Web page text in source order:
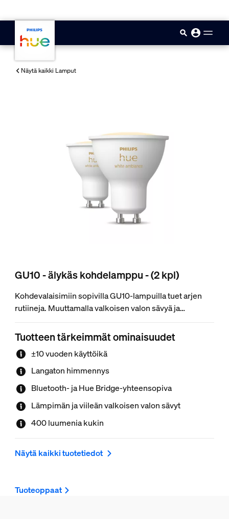
Näytä kaikki Lamput
GU10 - älykäs kohdelamppu - (2 kpl)
Kohdevalaisimiin sopivilla GU10-lampuilla tuet arjen
rutiineja. Muuttamalla valkoisen valon sävyä ja
himmentämällä valoa voit säätää valaistuksen
sopimaan täydellisesti päivän jokaiseen hetkeen.
Tuotteen tärkeimmät ominaisuudet
±10 vuoden käyttöikä
Langaton himmennys
Bluetooth- ja Hue Bridge-yhteensopiva
Lämpimän ja viileän valkoisen valon sävyt
400 luumenia kukin
Näytä kaikki tuotetiedot
Tuoteoppaat